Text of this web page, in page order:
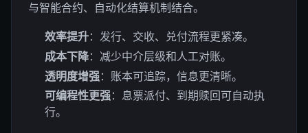
与智能合约、自动化结算机制结合。
效率提升：发行、交收、兑付流程更紧凑。
成本下降：减少中介层级和人工对账。
透明度增强：账本可追踪，信息更清晰。
可编程性更强：息票派付、到期赎回可自动执
行。